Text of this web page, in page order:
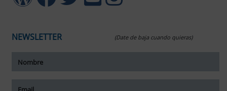
NEWSLETTER (Date de baja cuando quieras)
tamaño del texto
del texto